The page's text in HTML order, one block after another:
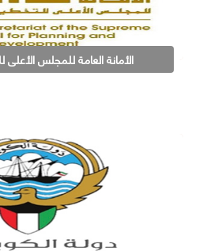
الأمانة العامة للمجلس